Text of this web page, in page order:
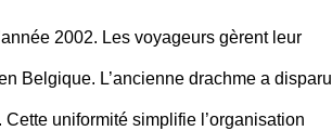
2002. Les voyageurs gèrent leur
Belgique. L’ancienne drachme a disparu
uniformité simplifie l’organisation